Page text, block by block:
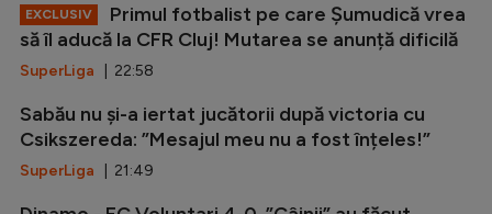
EXCLUSIV
Primul fotbalist pe care Șumudică vrea
să îl aducă la CFR Cluj! Mutarea se anunță dificilă
SuperLiga | 22:58
Sabău nu și-a iertat jucătorii după victoria cu
Csikszereda: ”Mesajul meu nu a fost înțeles!”
SuperLiga | 21:49